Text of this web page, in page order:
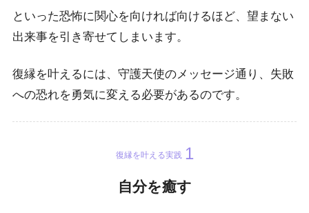
といった恐怖に関心を向ければ向けるほど、望まない
出来事を引き寄せてしまいます。
復縁を叶えるには、守護天使のメッセージ通り、失敗
への恐れを勇気に変える必要があるのです。
復縁を叶える実践
自分を癒す